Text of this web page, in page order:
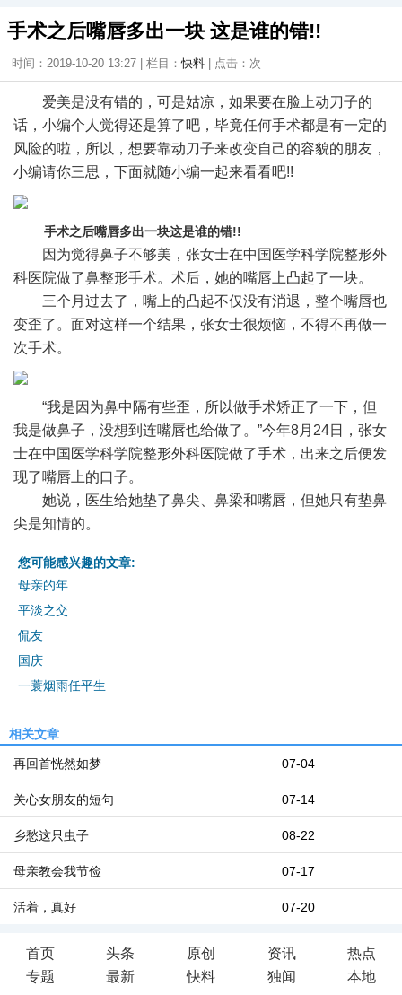
手术之后嘴唇多出一块 这是谁的错!!
时间：2019-10-20 13:27 | 栏目：快料 | 点击： 次
爱美是没有错的，可是姑凉，如果要在脸上动刀子的
话，小编个人觉得还是算了吧，毕竟任何手术都是有一定的
风险的啦，所以，想要靠动刀子来改变自己的容貌的朋友，
小编请你三思，下面就随小编一起来看看吧!!
手术之后嘴唇多出一块这是谁的错!!
因为觉得鼻子不够美，张女士在中国医学科学院整形外
科医院做了鼻整形手术。术后，她的嘴唇上凸起了一块。
三个月过去了，嘴上的凸起不仅没有消退，整个嘴唇也
变歪了。面对这样一个结果，张女士很烦恼，不得不再做一
次手术。
“我是因为鼻中隔有些歪，所以做手术矫正了一下，但
我是做鼻子，没想到连嘴唇也给做了。”今年8月24日，张女
士在中国医学科学院整形外科医院做了手术，出来之后便发
现了嘴唇上的口子。
她说，医生给她垫了鼻尖、鼻梁和嘴唇，但她只有垫鼻
尖是知情的。
您可能感兴趣的文章:
母亲的年
平淡之交
侃友
国庆
一蓑烟雨任平生
相关文章
07-04
再回首恍然如梦
07-14
关心女朋友的短句
08-22
乡愁这只虫子
07-17
母亲教会我节俭
07-20
活着，真好
首页 头条 原创 资讯
热点
专题
最新 快料 独闻 本地